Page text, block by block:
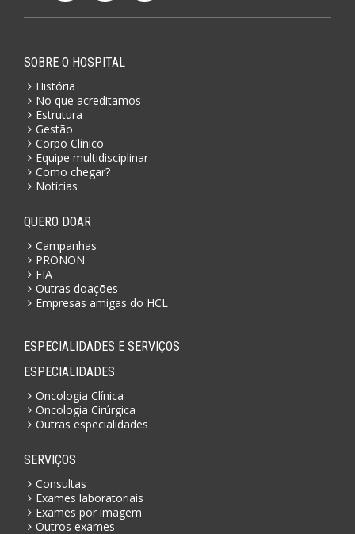
SOBRE O HOSPITAL
História
No que acreditamos
Estrutura
Gestão
Corpo Clínico
Equipe multidisciplinar
Como chegar?
Notícias
QUERO DOAR
Campanhas
PRONON
FIA
Outras doações
Empresas amigas do HCL
ESPECIALIDADES E SERVIÇOS
ESPECIALIDADES
Oncologia Clínica
Oncologia Cirúrgica
Outras especialidades
SERVIÇOS
Consultas
Exames laboratoriais
Exames por imagem
Outros exames